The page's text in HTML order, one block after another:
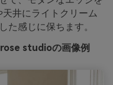
井にライトクリーム
た感じに保ちます。
studioの画像例